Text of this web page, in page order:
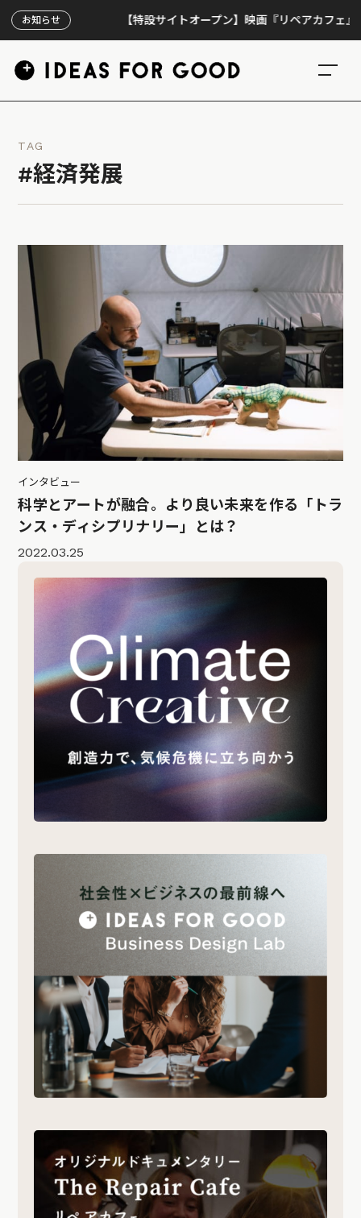
お知らせ 【特設サイトオープン】映画『リペアカフェ』、上
TAG
#経済発展
インタビュー
科学とアートが融合。より良い未来を作る「トラ
ンス・ディシプリナリー」とは？
2022.03.25